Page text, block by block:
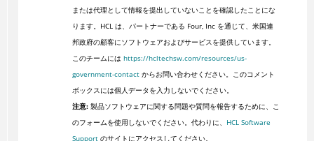
または代理として情報を提出していないことを確認したことにな
ります。HCL は、パートナーである Four, Inc を通じて、米国連
邦政府の顧客にソフトウェアおよびサービスを提供しています。
このチームには https://hcltechsw.com/resources/us-
government-contactからお問い合わせください。このコメント
ボックスには個人データを入力しないでください。
注意:製品ソフトウェアに関する問題や質問を報告するために、こ
のフォームを使用しないでください。代わりに、 HCL Software
Supportのサイトにアクセスしてください。